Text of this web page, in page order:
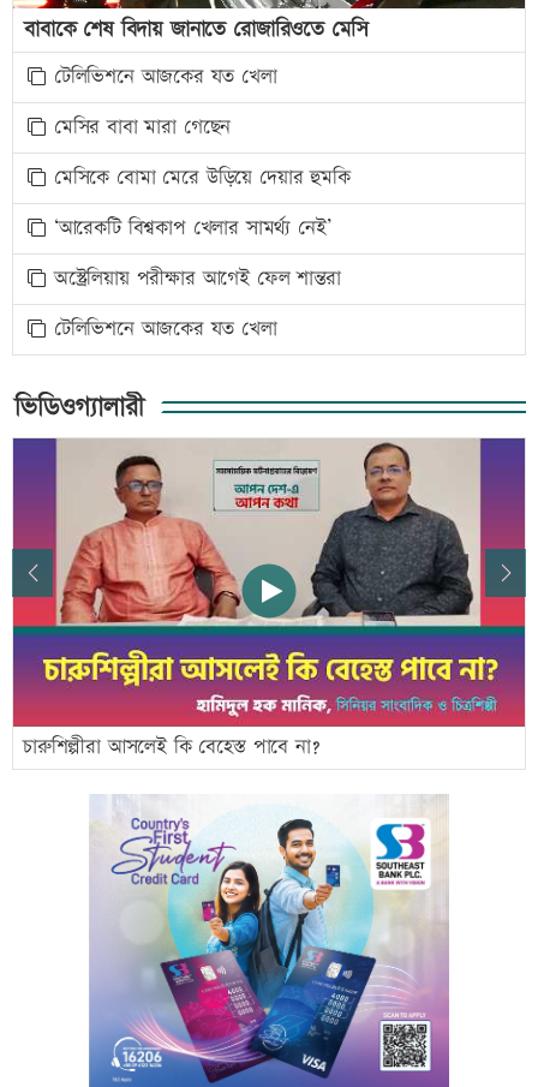
বাবাকে শেষ বিদায় জানাতে রোজারিওতে মেসি
টেলিভিশনে আজকের যত খেলা
মেসির বাবা মারা গেছেন
মেসিকে বোমা মেরে উড়িয়ে দেয়ার হুমকি
‘আরেকটি বিশ্বকাপ খেলার সামর্থ্য নেই’
অস্ট্রেলিয়ায় পরীক্ষার আগেই ফেল শান্তরা
টেলিভিশনে আজকের যত খেলা
ভিডিওগ্যালারী
চারুশিল্পীরা আসলেই কি বেহেস্ত পাবে না?
Previous Next